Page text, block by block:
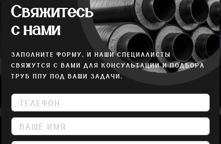
Свяжитесь
с нами
ЗАПОЛНИТЕ ФОРМУ, И НАШИ СПЕЦИАЛИСТЫ
СВЯЖУТСЯ С ВАМИ ДЛЯ КОНСУЛЬТАЦИИ И ПОДБОРА
ТРУБ ППУ ПОД ВАШИ ЗАДАЧИ.